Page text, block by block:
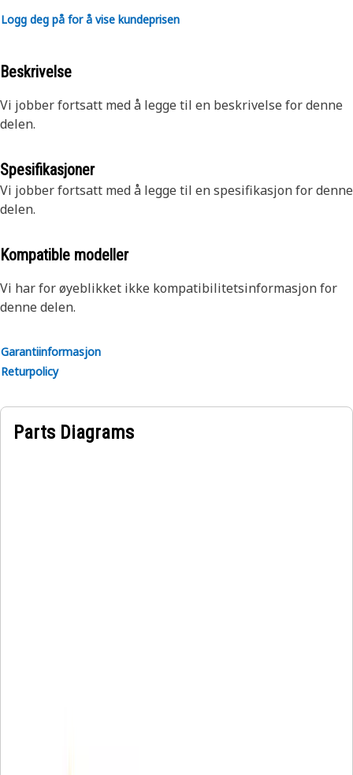
Logg deg på for å vise kundeprisen
Beskrivelse
Vi jobber fortsatt med å legge til en beskrivelse for denne
delen.
Spesifikasjoner
Vi jobber fortsatt med å legge til en spesifikasjon for denne
delen.
Kompatible modeller
Vi har for øyeblikket ikke kompatibilitetsinformasjon for
denne delen.
Garantiinformasjon
Returpolicy
Parts Diagrams